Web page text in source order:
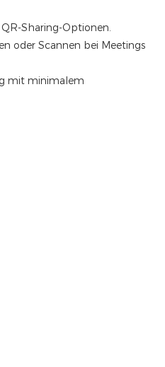
Sharing-Optionen.
oder Scannen bei Meetings
mit minimalem